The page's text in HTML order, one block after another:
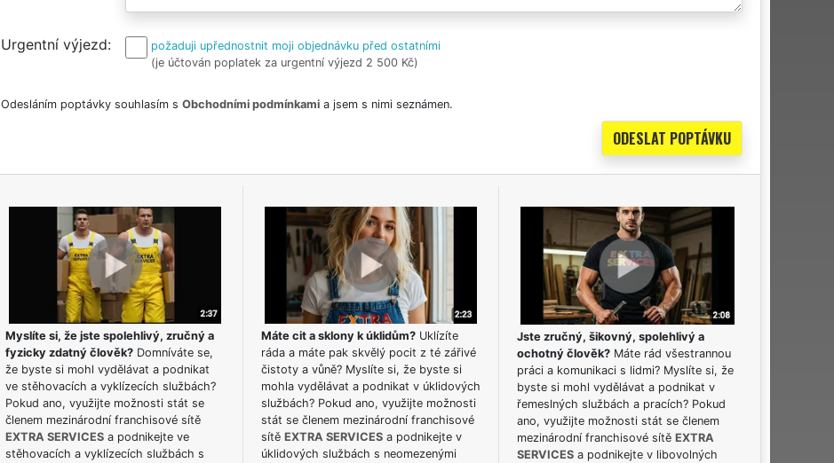
Urgentní výjezd
požaduji upřednostnit moji objednávku před ostatními
(je účtován poplatek za urgentní výjezd 2 500 Kč)
Odesláním poptávky souhlasím s Obchodními podmínkamia jsem s nimi seznámen.
Myslíte si, že jste spolehlivý, zručný a
fyzicky zdatný člověk?Domníváte se,
že byste si mohl vydělávat a podnikat
ve stěhovacích a vyklízecích službách?
Pokud ano, využijte možnosti stát se
členem mezinárodní franchisové sítě
EXTRA SERVICESa podnikejte ve
stěhovacích a vyklízecích službách s
Máte cit a sklony k úklidům?Uklízíte
ráda a máte pak skvělý pocit z té zářivé
čistoty a vůně? Myslíte si, že byste si
mohla vydělávat a podnikat v úklidových
službách? Pokud ano, využijte možnosti
stát se členem mezinárodní franchisové
sítě EXTRA SERVICESa podnikejte v
úklidových službách s neomezenými
Jste zručný, šikovný, spolehlivý a
ochotný člověk? Máte rád všestrannou
práci a komunikaci s lidmi? Myslíte si, že
byste si mohl vydělávat a podnikat v
řemeslných službách a pracích? Pokud
ano, využijte možnosti stát se členem
mezinárodní franchisové sítě EXTRA
SERVICES a podnikejte v libovolných